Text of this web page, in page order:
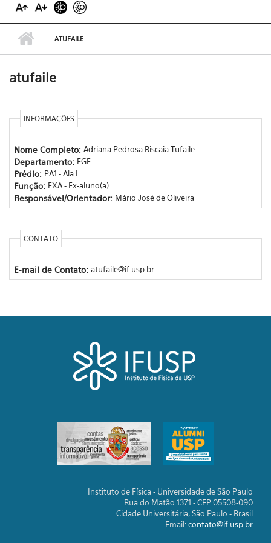
ATUFAILE
atufaile
INFORMAÇÕES
Nome Completo: Adriana Pedrosa Biscaia Tufaile
Departamento: FGE
Prédio: PA1 - Ala I
Função: EXA - Ex-aluno(a)
Responsável/Orientador: Mário José de Oliveira
CONTATO
E-mail de Contato: atufaile@if.usp.br
Instituto de Física - Universidade de São Paulo
Rua do Matão 1371 - CEP 05508-090
Cidade Universitária, São Paulo - Brasil
Email:contato@if.usp.br